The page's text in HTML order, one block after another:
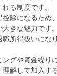
る制度です。
除になるため
大きな魅力です
職所得扱いにな
グや資金繰り
解して加入す